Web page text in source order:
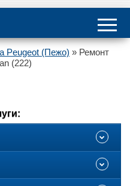
Peugeot (Пежо) » Ремонт
(222)